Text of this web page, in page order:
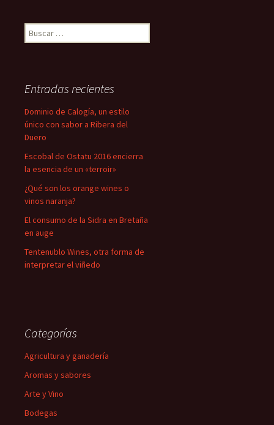
Buscar:
Entradas recientes
Dominio de Calogía, un estilo
único con sabor a Ribera del
Duero
Escobal de Ostatu 2016 encierra
la esencia de un «terroir»
¿Qué son los orange wines o
vinos naranja?
El consumo de la Sidra en Bretaña
en auge
Tentenublo Wines, otra forma de
interpretar el viñedo
Categorías
Agricultura y ganadería
Aromas y sabores
Arte y Vino
Bodegas